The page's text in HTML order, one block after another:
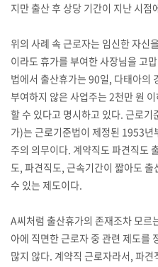
지만 출산 후 상당 기간이 지난 시
위의 사례 속 근로자는 임신한 자신
이라도 휴가를 부여한 사장님을 고
법에서 출산휴가는 90일, 다태아의
부여하지 않은 사업주는 2천만 원
할 수 있다고 명시하고 있다. 근로
가)는 근로기준법이 제정된 1953년
주의 의무이다. 계약직도 파견직도
도, 파견직도, 근속기간이 짧아도
수 있는 제도이다.
A씨처럼 출산휴가의 존재조차 모르
아에 직면한 근로자 중 관련 제도를
많지 않다. 계약직 근로자라서, 파